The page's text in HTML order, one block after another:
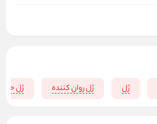
ژل ژل روان کننده ژل